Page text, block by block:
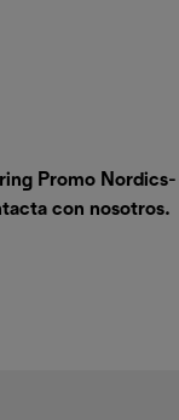
Promo Nordics-
con nosotros.